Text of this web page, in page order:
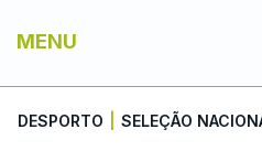
MENU
DESPORTO SELEÇÃO